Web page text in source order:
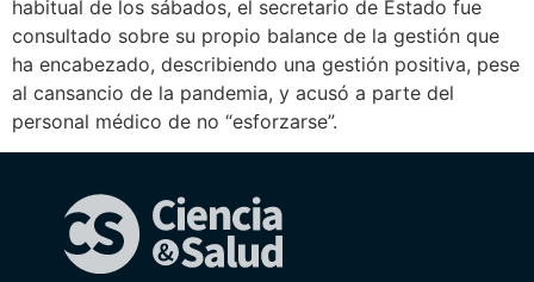
habitual de los sábados, el secretario de Estado fue
consultado sobre su propio balance de la gestión que
ha encabezado, describiendo una gestión positiva, pese
al cansancio de la pandemia, y acusó a parte del
personal médico de no “esforzarse”.